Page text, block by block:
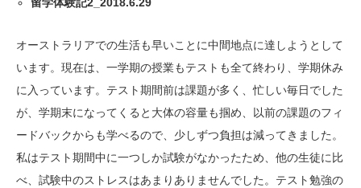
留学体験記2_2018.6.29
オーストラリアでの生活も早いことに中間地点に達しようとして
います。現在は、一学期の授業もテストも全て終わり、学期休み
に入っています。テスト期間前は課題が多く、忙しい毎日でした
が、学期末になってくると大体の容量も掴め、以前の課題のフィ
ードバックからも学べるので、少しずつ負担は減ってきました。
私はテスト期間中に一つしか試験がなかったため、他の生徒に比
べ、試験中のストレスはあまりありませんでした。テスト勉強の